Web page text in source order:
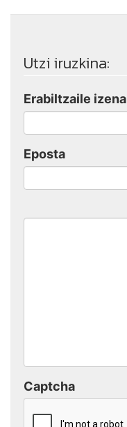
Utzi iruzkina:
Erabiltzaile izena
Eposta
Captcha